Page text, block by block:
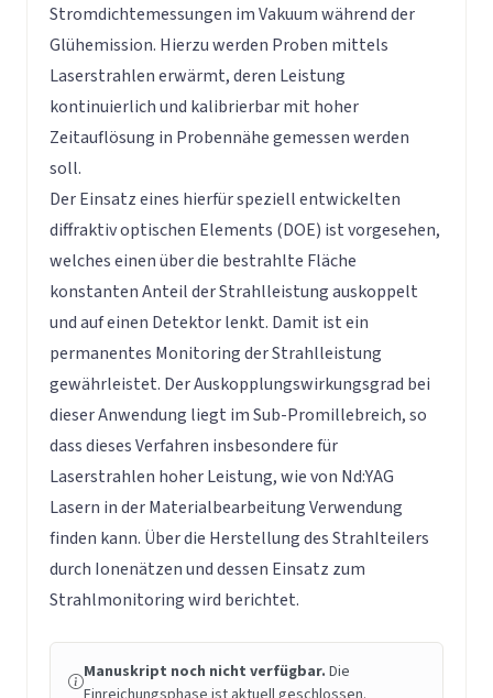
Stromdichtemessungen im Vakuum während der
Glühemission. Hierzu werden Proben mittels
Laserstrahlen erwärmt, deren Leistung
kontinuierlich und kalibrierbar mit hoher
Zeitauflösung in Probennähe gemessen werden
soll.
Der Einsatz eines hierfür speziell entwickelten
diffraktiv optischen Elements (DOE) ist vorgesehen,
welches einen über die bestrahlte Fläche
konstanten Anteil der Strahlleistung auskoppelt
und auf einen Detektor lenkt. Damit ist ein
permanentes Monitoring der Strahlleistung
gewährleistet. Der Auskopplungswirkungsgrad bei
dieser Anwendung liegt im Sub-Promillebreich, so
dass dieses Verfahren insbesondere für
Laserstrahlen hoher Leistung, wie von Nd:YAG
Lasern in der Materialbearbeitung Verwendung
finden kann. Über die Herstellung des Strahlteilers
durch Ionenätzen und dessen Einsatz zum
Strahlmonitoring wird berichtet.
Manuskript noch nicht verfügbar. Die